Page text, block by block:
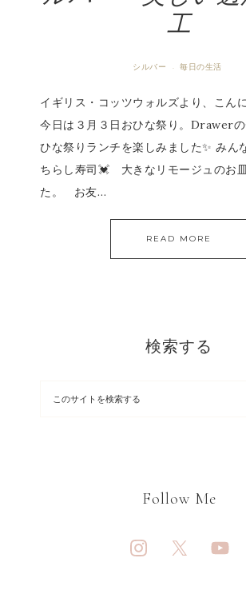
工
シルバー · 毎日の生活
イギリス・コッツウォルズより、こん
今日は３月３日おひな祭り。Drawer
ひな祭りランチを楽しみました✨ みん
ちらし寿司💓 大きなリモージュのお
た。 お友…
READ MORE
検索する
Follow Me